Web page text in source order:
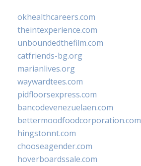
okhealthcareers.com
theintexperience.com
unboundedthefilm.com
catfriends-bg.org
marianlives.org
waywardtees.com
pidfloorsexpress.com
bancodevenezuelaen.com
bettermoodfoodcorporation.com
hingstonnt.com
chooseagender.com
hoverboardssale.com